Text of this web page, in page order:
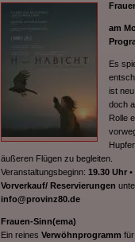
am
Es
ist
doch
Rolle
äußeren Flügen zu begleiten.
Veranstaltungsbeginn: 19.30 Uhr•
Vorverkauf/ Reservierungen
info@provinz80.de
Frauen-Sinn(ema)
Ein reines Verwöhnprogramm